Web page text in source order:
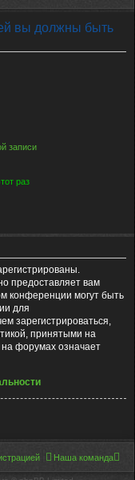
с
вы должны быть
записи
раз
предоставляет вам
конференции могут быть
для
зарегистрироваться,
принятыми на
форумах означает
Наша команда